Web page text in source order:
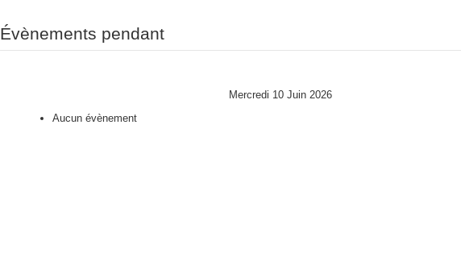
Évènements pendant
Mercredi 10 Juin 2026
Aucun évènement